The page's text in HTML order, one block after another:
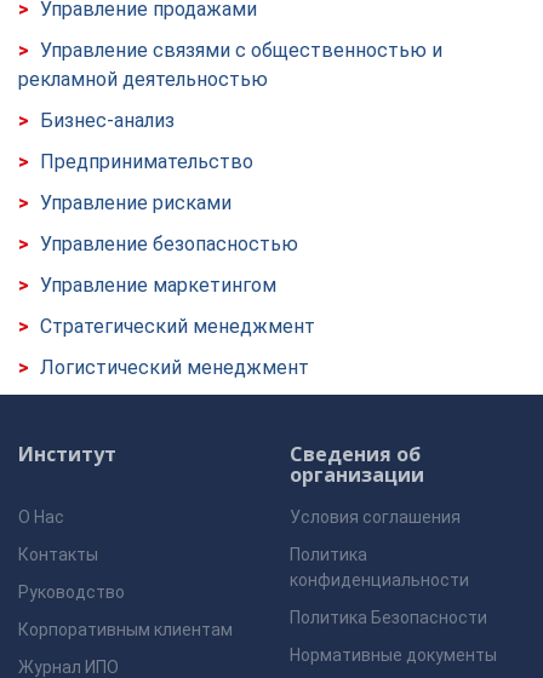
Управление продажами
Управление связями с общественностью и
рекламной деятельностью
Бизнес-анализ
Предпринимательство
Управление рисками
Управление безопасностью
Управление маркетингом
Стратегический менеджмент
Логистический менеджмент
Институт
О Нас
Контакты
Руководство
Корпоративным клиентам
Журнал ИПО
Сведения об
организации
Условия соглашения
Политика
конфиденциальности
Политика Безопасности
Нормативные документы